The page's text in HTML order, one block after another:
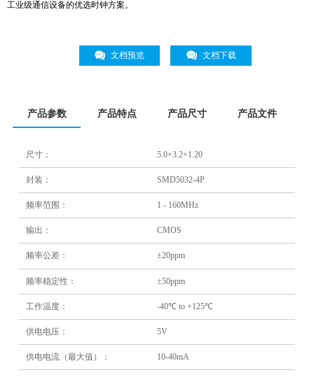
工业级通信设备的优选时钟方案。
文档预览 文档下载
产品参数 产品特点 产品尺寸 产品文件
尺寸： 5.0×3.2×1.20
封装： SMD5032-4P
频率范围： 1 - 160MHz
输出： CMOS
频率公差： ±20ppm
频率稳定性： ±50ppm
工作温度： -40℃ to +125℃
供电电压： 5V
供电电流（最大值）： 10-40mA